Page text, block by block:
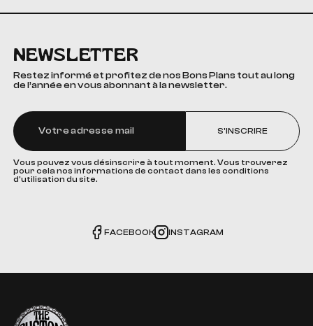
NEWSLETTER
Restez informé et profitez de nos Bons Plans tout au long
de l’année en vous abonnant à la newsletter.
S'INSCRIRE
Vous pouvez vous désinscrire à tout moment. Vous trouverez
pour cela nos informations de contact dans les conditions
d'utilisation du site.
FACEBOOK INSTAGRAM
The Custom Corner